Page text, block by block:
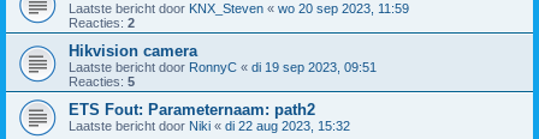
Laatste bericht door KNX_Steven « wo 20 sep 2023, 11:59
Reacties: 2
Hikvision camera
Laatste bericht door RonnyC « di 19 sep 2023, 09:51
Reacties: 5
ETS Fout: Parameternaam: path2
Laatste bericht door Niki « di 22 aug 2023, 15:32